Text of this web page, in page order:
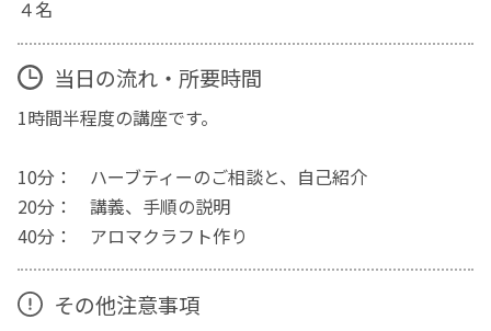
４名
当日の流れ・所要時間
1時間半程度の講座です。
10分： ハーブティーのご相談と、自己紹介
20分： 講義、手順の説明
40分： アロマクラフト作り
その他注意事項